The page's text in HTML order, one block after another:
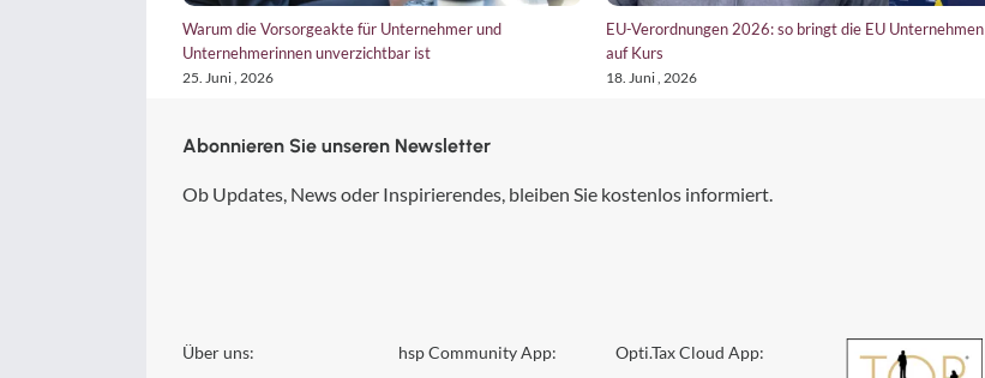
Warum die Vorsorgeakte für Unternehmer und
Unternehmerinnen unverzichtbar ist
25. Juni , 2026
EU-Verordnungen 2026: so bringt die EU Unternehmen
auf Kurs
18. Juni , 2026
Abonnieren Sie unseren Newsletter
Ob Updates, News oder Inspirierendes, bleiben Sie kostenlos informiert.
Über uns: hsp Community App: Opti.Tax Cloud App: